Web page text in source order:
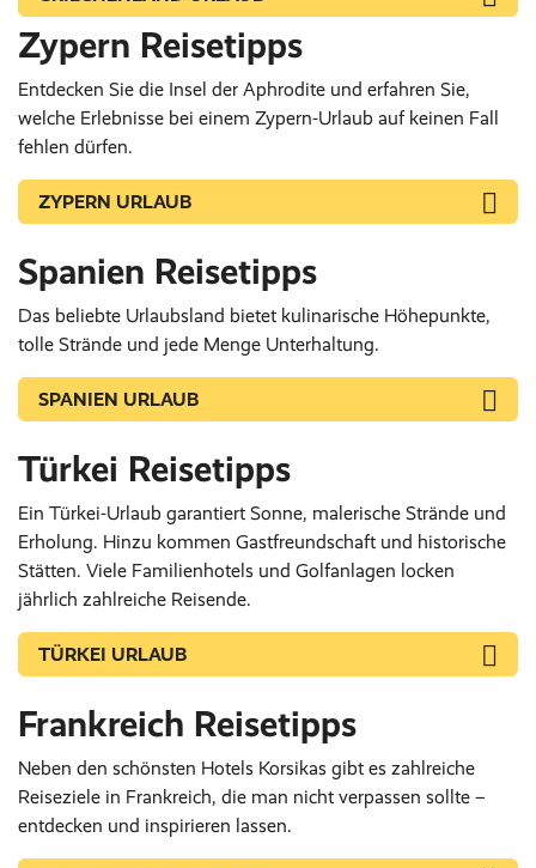
Zypern Reisetipps
Entdecken Sie die Insel der Aphrodite und erfahren Sie,
welche Erlebnisse bei einem Zypern-Urlaub auf keinen Fall
fehlen dürfen.
ZYPERN URLAUB
Spanien Reisetipps
Das beliebte Urlaubsland bietet kulinarische Höhepunkte,
tolle Strände und jede Menge Unterhaltung.
SPANIEN URLAUB
Türkei Reisetipps
Ein Türkei-Urlaub garantiert Sonne, malerische Strände und
Erholung. Hinzu kommen Gastfreundschaft und historische
Stätten. Viele Familienhotels und Golfanlagen locken
jährlich zahlreiche Reisende.
TÜRKEI URLAUB
Frankreich Reisetipps
Neben den schönsten Hotels Korsikas gibt es zahlreiche
Reiseziele in Frankreich, die man nicht verpassen sollte –
entdecken und inspirieren lassen.